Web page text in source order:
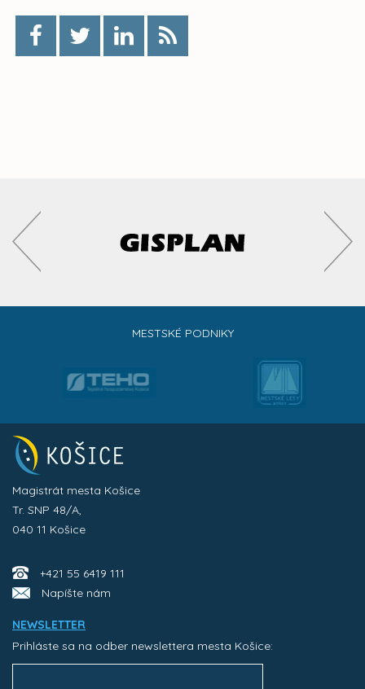
MESTSKÉ PODNIKY
Magistrát mesta Košice
Tr. SNP 48/A,
040 11 Košice
+421 55 6419 111
Napíšte nám
NEWSLETTER
Prihláste sa na odber newslettera mesta Košice: